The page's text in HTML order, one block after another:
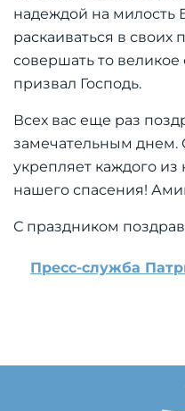
надеждой на милость
раскаиваться в своих
совершать то
призвал Господь.
Всех вас еще раз
замечательным днем.
укрепляет каждого из
нашего спасения!
С праздником
Пресс-служба